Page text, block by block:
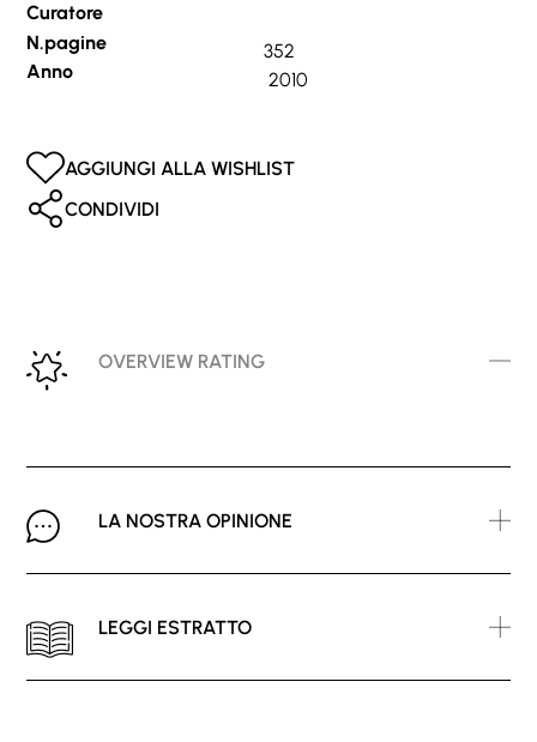
Curatore
N.pagine
352
Anno
2010
AGGIUNGI ALLA WISHLIST
CONDIVIDI
OVERVIEW RATING
LA NOSTRA OPINIONE
LEGGI ESTRATTO